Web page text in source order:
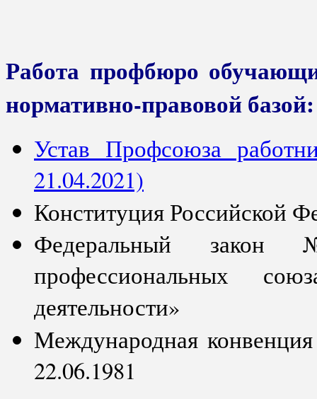
Работа профбюро
нормативно-правовой базой:
Устав Профсоюза
21.04.2021)
Конституция Российской
Федеральный
профессиональных
деятельности»
Международная
22.06.1981